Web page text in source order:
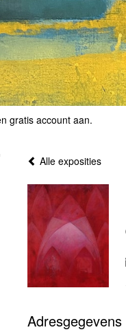
gratis account aan.
Alle exposities
Adresgegevens